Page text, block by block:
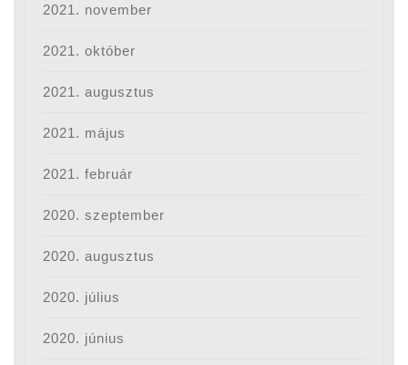
2021. november
2021. október
2021. augusztus
2021. május
2021. február
2020. szeptember
2020. augusztus
2020. július
2020. június